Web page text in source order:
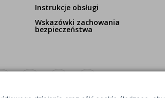
Instrukcje obsługi
Wskazówki zachowania
bezpieczeństwa